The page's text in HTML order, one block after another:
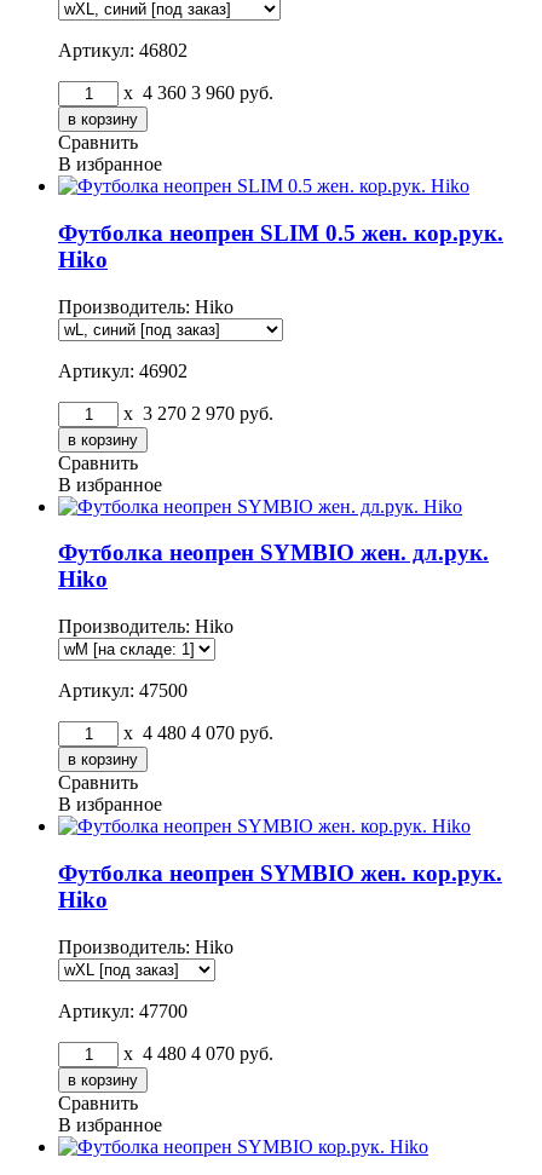
Артикул: 46802
x 4 360 3 960 руб.
Сравнить
В избранное
Футболка неопрен SLIM 0.5 жен. кор.рук.
Hiko
Производитель: Hiko
Артикул: 46902
x 3 270 2 970 руб.
Сравнить
В избранное
Футболка неопрен SYMBIO жен. дл.рук.
Hiko
Производитель: Hiko
Артикул: 47500
x 4 480 4 070 руб.
Сравнить
В избранное
Футболка неопрен SYMBIO жен. кор.рук.
Hiko
Производитель: Hiko
Артикул: 47700
x 4 480 4 070 руб.
Сравнить
В избранное